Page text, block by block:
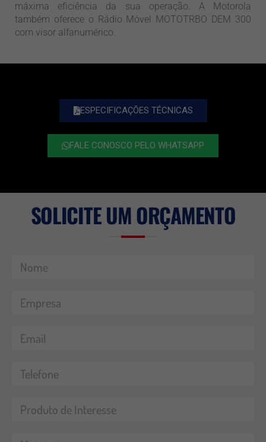
máxima eficiência da sua operação. A Motorola
também oferece o Rádio Móvel MOTOTRBO DEM 300
com visor alfanumérico.
ESPECIFICAÇÕES TÉCNICAS
FALE CONOSCO PELO WHATSAPP
SOLICITE UM ORÇAMENTO